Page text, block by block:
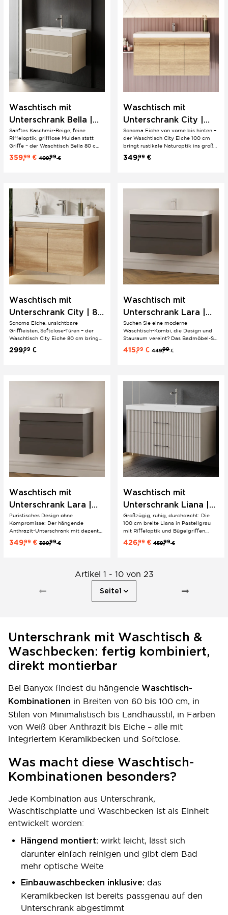
Waschtisch mit
Unterschrank Bella |
80 cm | Boho Stil |
Riffeloptik
Sanftes Kaschmir-Beige, feine
Riffeloptik, grifflose Mulden statt
Griffe – der Waschtisch Bella 80 cm
mittelgroße Badezimmer ohne auf
Set.
359,99 € 409,99€
Waschtisch mit
Unterschrank City |
100 cm | Eiche | Natur
Design
Sonoma Eiche von vorne bis hinten –
der Waschtisch City Eiche 100 cm
bringt rustikale Naturoptik ins große
Griffleisten, Softclose-Türen und ein
349,99 €
Waschtisch mit
Unterschrank City | 80
cm | Eiche | Natur
Design
Sonoma Eiche, unsichtbare
Griffleisten, Softclose-Türen – der
Waschtisch City Eiche 80 cm bringt
Badezimmer ohne Schnörkel.
299,99 €
Waschtisch mit
Unterschrank Lara |
100 cm |
Minimalistisches Design
Suchen Sie eine moderne
Waschtisch-Kombi, die Design und
Stauraum vereint? Das Badmöbel-Set
mit einer Gesamtbreite von 100 cm
Waschbecken „Sky“ und
415,99 € 449,99€
Waschtisch mit
Unterschrank Lara |
80 cm |
Minimalistisches Design
Puristisches Design ohne
Kompromisse: Der hängende
Anthrazit-Unterschrank mit dezenten
Schubladen bildet zusammen mit
349,99 € 399,99€
Waschtisch mit
Unterschrank Liana |
100 cm | Riffeloptik |
Bügelgriffe
Großzügig, ruhig, durchdacht: Die
100 cm breite Liana in Pastellgrau
mit Riffeloptik und Bügelgriffen
gute Figur. Softclose-Schubladen und
eine...
426,99 € 459,99€
Artikel 1 - 10 von 23
Seite1
Unterschrank mit Waschtisch &
Waschbecken: fertig kombiniert,
direkt montierbar
Bei Banyox findest du hängende Waschtisch-
Kombinationen in Breiten von 60 bis 100 cm, in
Stilen von Minimalistisch bis Landhausstil, in Farben
von Weiß über Anthrazit bis Eiche – alle mit
integriertem Keramikbecken und Softclose.
Was macht diese Waschtisch-
Kombinationen besonders?
Jede Kombination aus Unterschrank,
Waschtischplatte und Waschbecken ist als Einheit
entwickelt worden:
Hängend montiert: wirkt leicht, lässt sich
darunter einfach reinigen und gibt dem Bad
mehr optische Weite
Einbauwaschbecken inklusive: das
Keramikbecken ist bereits passgenau auf den
Unterschrank abgestimmt